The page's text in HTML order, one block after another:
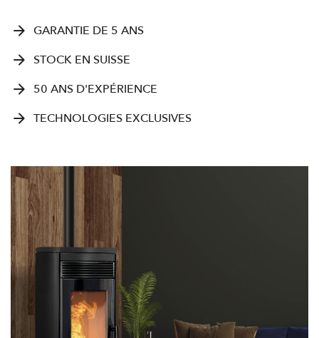
arrow_forward GARANTIE DE 5 ANS
arrow_forward STOCK EN SUISSE
arrow_forward 50 ANS D'EXPÉRIENCE
arrow_forward TECHNOLOGIES EXCLUSIVES